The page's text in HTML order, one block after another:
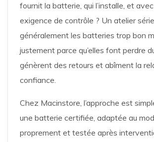
fournit la batterie, qui l’installe, et
exigence de contrôle ? Un atelier
généralement les batteries trop bon
justement parce qu’elles font perdre
génèrent des retours et abîment la
confiance.
Chez Macinstore, l’approche est
une batterie certifiée, adaptée au
proprement et testée après